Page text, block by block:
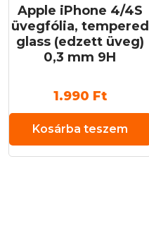
Apple iPhone 4/4S
üvegfólia, tempered
glass (edzett üveg)
0,3 mm 9H
1.990 Ft
Kosárba teszem